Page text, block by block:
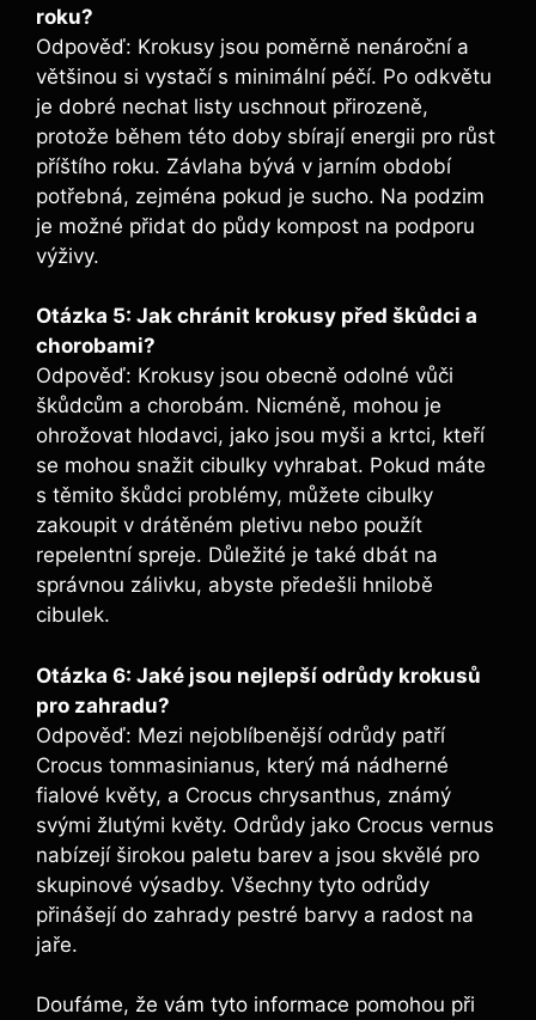
roku?
Odpověď: Krokusy jsou poměrně nenároční a
většinou si vystačí s minimální péčí. Po odkvětu
je dobré nechat listy uschnout přirozeně,
protože během této doby sbírají energii pro růst
příštího roku. Závlaha bývá v jarním období
potřebná, zejména pokud je sucho. Na podzim
je možné přidat do půdy kompost na podporu
výživy.
Otázka 5: Jak chránit krokusy před škůdci a
chorobami?
Odpověď: Krokusy jsou obecně odolné vůči
škůdcům a chorobám. Nicméně, mohou je
ohrožovat hlodavci, jako jsou myši a krtci, kteří
se mohou snažit cibulky vyhrabat. Pokud máte
s těmito škůdci problémy, můžete cibulky
zakoupit v drátěném pletivu nebo použít
repelentní spreje. Důležité je také dbát na
správnou zálivku, abyste předešli hnilobě
cibulek.
Otázka 6: Jaké jsou nejlepší odrůdy krokusů
pro zahradu?
Odpověď: Mezi nejoblíbenější odrůdy patří
Crocus tommasinianus, který má nádherné
fialové květy, a Crocus chrysanthus, známý
svými žlutými květy. Odrůdy jako Crocus vernus
nabízejí širokou paletu barev a jsou skvělé pro
skupinové výsadby. Všechny tyto odrůdy
přinášejí do zahrady pestré barvy a radost na
jaře.
Doufáme, že vám tyto informace pomohou při